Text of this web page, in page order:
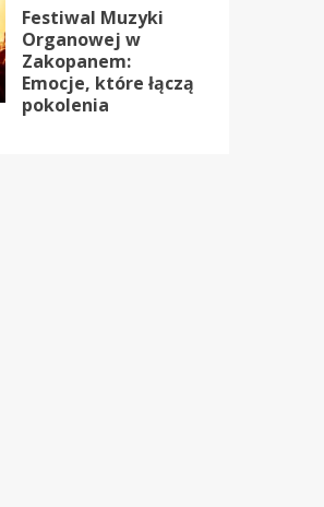
Festiwal Muzyki
Organowej w
Zakopanem:
Emocje, które łączą
pokolenia